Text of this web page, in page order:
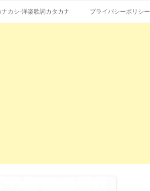
意味、読み方
ン
ン
ナカシ-洋楽歌詞カタカナ プライバシーポリシー